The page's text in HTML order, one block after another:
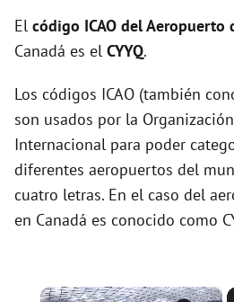
El código ICAO delAeropuerto
Canadá es el CYYQ.
Los códigos ICAO (también
son usados por la
Internacional para poder
diferentes aeropuertos del
cuatro letras. En el caso del
en Canadá es conocido como
×